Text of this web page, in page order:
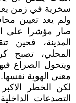
سخرية في زمن
ولم يعد تعيين
صار مؤشرا على
المدينة، فحين
المحلي، تصبح
ويتحول الصراع
معنى الهوية نفسها.
لكن الخطر
التصدعات